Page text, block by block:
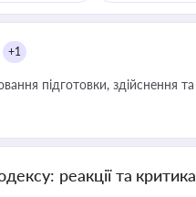
+1
підготовки, здійснення та
реакції та критика